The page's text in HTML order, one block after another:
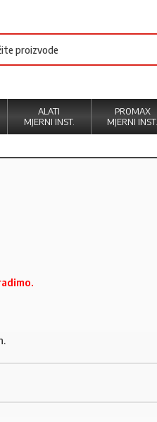
ALATI
MJERNI INST.
PROMAX
MJERNI INST.